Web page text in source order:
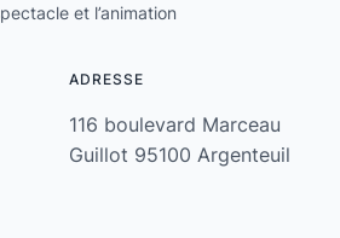
et l’animation
ADRESSE
116 boulevard Marceau
Guillot 95100 Argenteuil